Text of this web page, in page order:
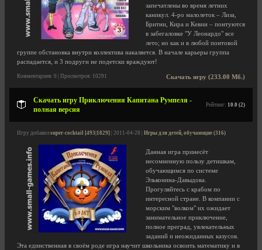
запечатлены во время летних
каникул. 4-ро малолеток – Лиза,
Бритни, Кира и Кевин – понтуются
в забегаловке "У Леонардо" все
лето; но как и в любой понтовой
группе обстановка внутри коллектива накаляется. В начале карьеры группа
распадается, и 3 подруги не подетски враждуют!
Скачать игру (233.00 Мб.)
Комментариев: 0 | Просмотров: 10291
Скачать игру Приключения Капитана Румпеля -
полная версия
Рейтинг: 10.0 (2)
Игру добавил super-cocktail [493|1829] | 2011-04-28 | Игры для детей, обучающие (316)
Данная игра принесёт
несомненную пользу детишкам,
обучающимся по системе
Эльконина-Давыдова.
Прогуляйтесь с крабом по
интересной стране. В компании с
морским "волком" их ожидает
занимательное приключение,
полное преград, увлекательных
заданий и неожиданных казусов.
Эта единственная в своём роде игра научит школьника освоить математику и в